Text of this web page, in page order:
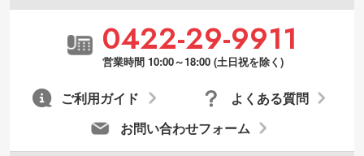
0422-29-9911
営業時間 10:00～18:00 (土日祝を除く)
お問い合わせフォーム
よくある質問
ご利用ガイド